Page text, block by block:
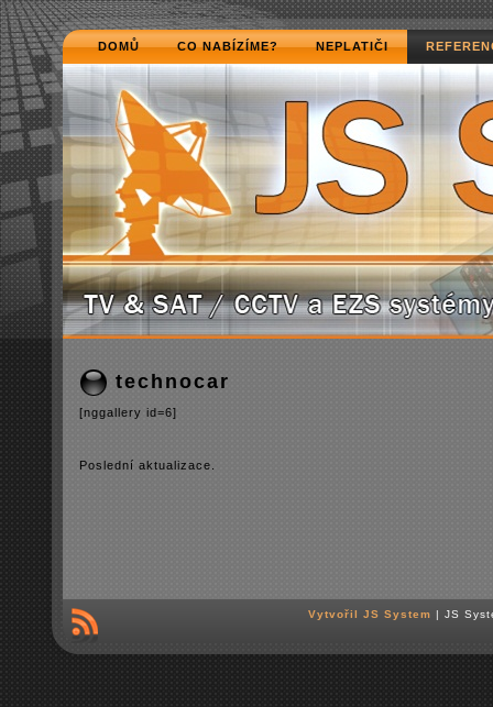
DOMŮ CO NABÍZÍME? NEPLATIČI
technocar
[nggallery id=6]
Poslední­ aktualizace.
Vytvořil JS System | JS